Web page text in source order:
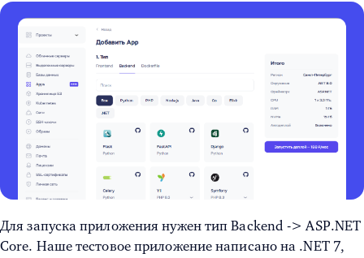
Для запуска приложения нужен тип Backend -> ASP.NET
Core. Наше тестовое приложение написано на .NET 7,